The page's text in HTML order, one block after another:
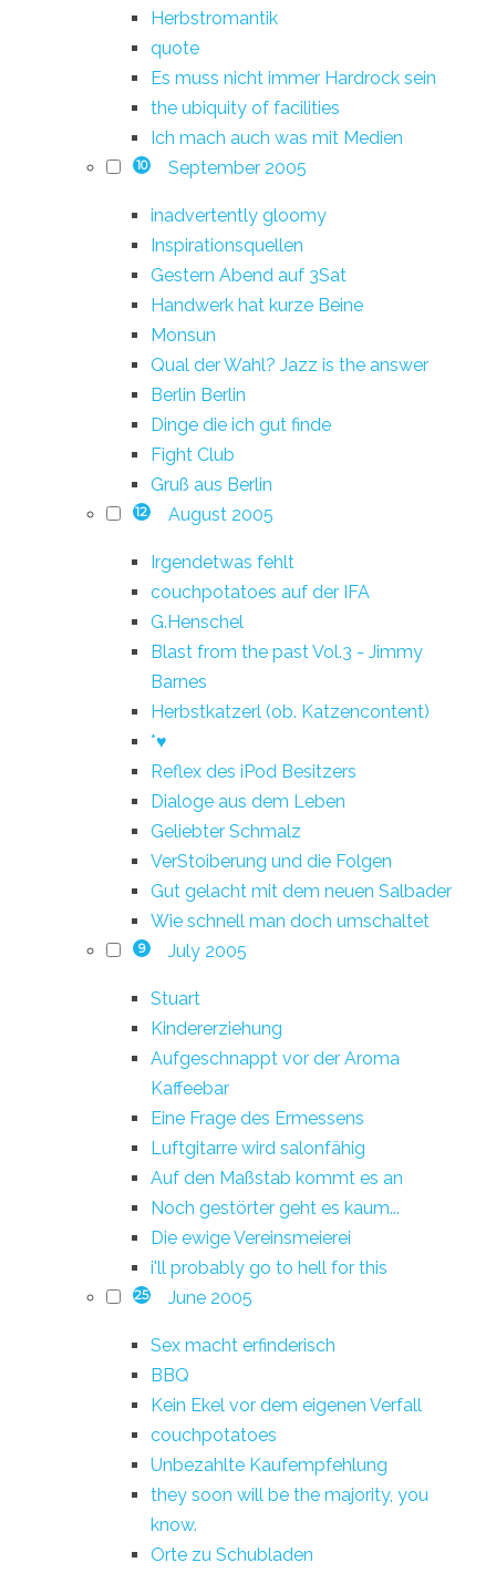
Herbstromantik
quote
Es muss nicht immer Hardrock sein
the ubiquity of facilities
Ich mach auch was mit Medien
10 September 2005
inadvertently gloomy
Inspirationsquellen
Gestern Abend auf 3Sat
Handwerk hat kurze Beine
Monsun
Qual der Wahl? Jazz is the answer
Berlin Berlin
Dinge die ich gut finde
Fight Club
Gruß aus Berlin
12 August 2005
Irgendetwas fehlt
couchpotatoes auf der IFA
G.Henschel
Blast from the past Vol.3 - Jimmy
Barnes
Herbstkatzerl (ob. Katzencontent)
*♥
Reflex des iPod Besitzers
Dialoge aus dem Leben
Geliebter Schmalz
VerStoiberung und die Folgen
Gut gelacht mit dem neuen Salbader
Wie schnell man doch umschaltet
9 July 2005
Stuart
Kindererziehung
Aufgeschnappt vor der Aroma
Kaffeebar
Eine Frage des Ermessens
Luftgitarre wird salonfähig
Auf den Maßstab kommt es an
Noch gestörter geht es kaum...
Die ewige Vereinsmeierei
i'll probably go to hell for this
25 June 2005
Sex macht erfinderisch
BBQ
Kein Ekel vor dem eigenen Verfall
couchpotatoes
Unbezahlte Kaufempfehlung
they soon will be the majority, you
know.
Orte zu Schubladen